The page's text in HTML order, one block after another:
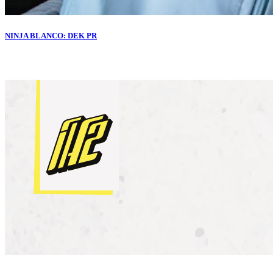
NINJA BLANCO: DEK PR